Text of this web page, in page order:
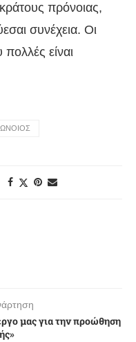
πρόνοιας,
συνέχεια. Οι
είναι
μας για την προώθηση